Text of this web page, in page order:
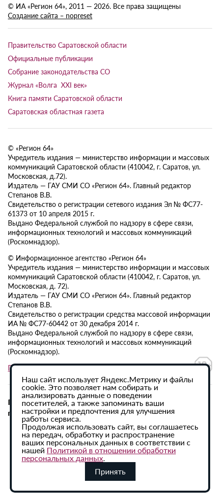
© ИА «Регион 64», 2011 — 2026. Все права защищены
Создание сайта – nopreset
Правительство Саратовской области
Официальные публикации
Собрание законодательства СО
Журнал «Волга XXI век»
Книга памяти Саратовской области
Саратовская областная газета
© «Регион 64»
Учредитель издания — министерство информации и массовых
коммуникаций Саратовской области (410042, г. Саратов, ул.
Московская, д.72).
Издатель — ГАУ СМИ СО «Регион 64». Главный редактор
Степанов В.В.
Свидетельство о регистрации сетевого издания Эл № ФС77-
61373 от 10 апреля 2015 г.
Выдано Федеральной службой по надзору в сфере связи,
информационных технологий и массовых коммуникаций
(Роскомнадзор).
© Информационное агентство «Регион 64»
Учредитель издания — министерство информации и массовых
коммуникаций Саратовской области (410042, г. Саратов, ул.
Московская, д. 72).
Издатель — ГАУ СМИ СО «Регион 64». Главный редактор
Степанов В.В.
Свидетельство о регистрации средства массовой информации
ИА № ФС77-60442 от 30 декабря 2014 г.
Выдано Федеральной службой по надзору в сфере связи,
информационных технологий и массовых коммуникаций
(Роскомнадзор).
Политика в отношении обработки персональных данных
При использовании материалов сайта активная
гиперссылка на ИА «Регион 64» обязательна.
Наш сайт использует Яндекс.Метрику и файлы
cookie. Это позволяет нам собирать и
анализировать данные о поведении
посетителей, а также запоминать ваши
настройки и предпочтения для улучшения
работы сервиса.
Продолжая использовать сайт, вы соглашаетесь
на передач, обработку и распространение
ваших персональных данных в соответствии с
нашей Политикой в отношении обработки
персональных данных.
Принять